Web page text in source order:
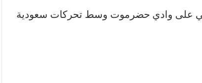
على وادي حضرموت وسط تحركات سعودية